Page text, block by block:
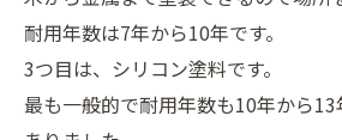
耐用年数は7年から10年です。
3つ目は、シリコン塗料です。
最も一般的で耐用年数も10年から